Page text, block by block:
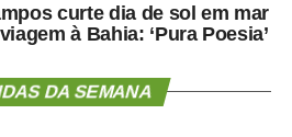
curte dia de sol em mar
à Bahia: ‘Pura Poesia’
DA SEMANA